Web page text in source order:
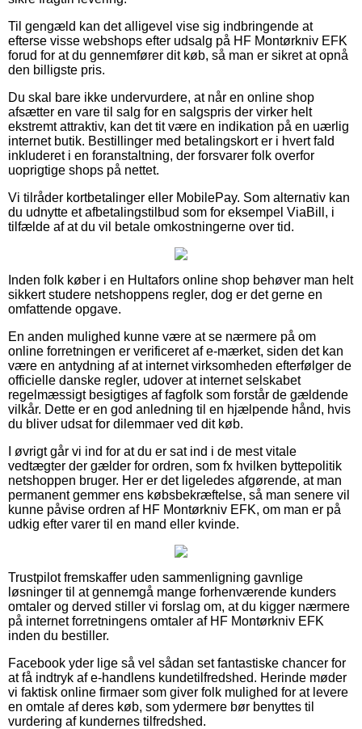
Til gengæld kan det alligevel vise sig indbringende at
efterse visse webshops efter udsalg på HF Montørkniv EFK
forud for at du gennemfører dit køb, så man er sikret at opnå
den billigste pris.
Du skal bare ikke undervurdere, at når en online shop
afsætter en vare til salg for en salgspris der virker helt
ekstremt attraktiv, kan det tit være en indikation på en uærlig
internet butik. Bestillinger med betalingskort er i hvert fald
inkluderet i en foranstaltning, der forsvarer folk overfor
uoprigtige shops på nettet.
Vi tilråder kortbetalinger eller MobilePay. Som alternativ kan
du udnytte et afbetalingstilbud som for eksempel ViaBill, i
tilfælde af at du vil betale omkostningerne over tid.
Inden folk køber i en Hultafors online shop behøver man helt
sikkert studere netshoppens regler, dog er det gerne en
omfattende opgave.
En anden mulighed kunne være at se nærmere på om
online forretningen er verificeret af e-mærket, siden det kan
være en antydning af at internet virksomheden efterfølger de
officielle danske regler, udover at internet selskabet
regelmæssigt besigtiges af fagfolk som forstår de gældende
vilkår. Dette er en god anledning til en hjælpende hånd, hvis
du bliver udsat for dilemmaer ved dit køb.
I øvrigt går vi ind for at du er sat ind i de mest vitale
vedtægter der gælder for ordren, som fx hvilken byttepolitik
netshoppen bruger. Her er det ligeledes afgørende, at man
permanent gemmer ens købsbekræftelse, så man senere vil
kunne påvise ordren af HF Montørkniv EFK, om man er på
udkig efter varer til en mand eller kvinde.
Trustpilot fremskaffer uden sammenligning gavnlige
løsninger til at gennemgå mange forhenværende kunders
omtaler og derved stiller vi forslag om, at du kigger nærmere
på internet forretningens omtaler af HF Montørkniv EFK
inden du bestiller.
Facebook yder lige så vel sådan set fantastiske chancer for
at få indtryk af e-handlens kundetilfredshed. Herinde møder
vi faktisk online firmaer som giver folk mulighed for at levere
en omtale af deres køb, som ydermere bør benyttes til
vurdering af kundernes tilfredshed.